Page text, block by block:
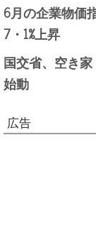
6月の企業物価
7・1%上昇
国交省、空き
始動
広告